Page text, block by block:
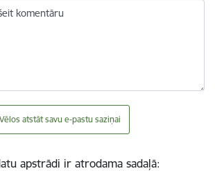
komentāru
Vēlos atstāt savu e-pastu saziņai
apstrādi ir atrodama sadaļā: